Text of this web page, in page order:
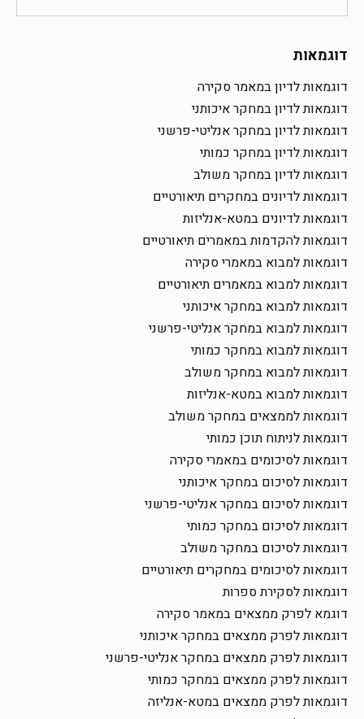
דוגמאות
דוגמאות לדיון במאמר סקירה
דוגמאות לדיון במחקר איכותני
דוגמאות לדיון במחקר אנליטי-פרשני
דוגמאות לדיון במחקר כמותי
דוגמאות לדיון במחקר משולב
דוגמאות לדיונים במחקרים תיאורטיים
דוגמאות לדיונים במטא-אנליזות
דוגמאות להקדמות במאמרים תיאורטיים
דוגמאות למבוא במאמרי סקירה
דוגמאות למבוא במאמרים תיאורטיים
דוגמאות למבוא במחקר איכותני
דוגמאות למבוא במחקר אנליטי-פרשני
דוגמאות למבוא במחקר כמותי
דוגמאות למבוא במחקר משולב
דוגמאות למבוא במטא-אנליזות
דוגמאות לממצאים במחקר משולב
דוגמאות לניתוח תוכן כמותי
דוגמאות לסיכומים במאמרי סקירה
דוגמאות לסיכום במחקר איכותני
דוגמאות לסיכום במחקר אנליטי-פרשני
דוגמאות לסיכום במחקר כמותי
דוגמאות לסיכום במחקר משולב
דוגמאות לסיכומים במחקרים תיאורטיים
דוגמאות לסקירת ספרות
דוגמא לפרק ממצאים במאמר סקירה
דוגמאות לפרק ממצאים במחקר איכותני
דוגמאות לפרק ממצאים במחקר אנליטי-פרשני
דוגמאות לפרק ממצאים במחקר כמותי
דוגמאות לפרק ממצאים במטא-אנליזה